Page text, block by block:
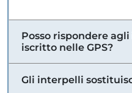
Posso rispondere
iscritto nelle GPS?
Gli interpelli